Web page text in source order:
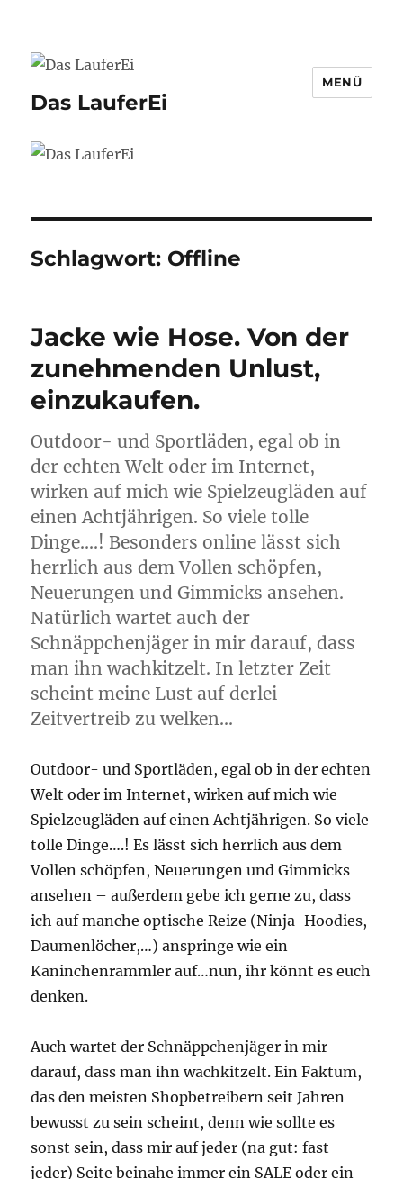
Das LauferEi
MENÜ
Schlagwort: Offline
Jacke wie Hose. Von der
zunehmenden Unlust,
einzukaufen.
Outdoor- und Sportläden, egal ob in
der echten Welt oder im Internet,
wirken auf mich wie Spielzeugläden auf
einen Achtjährigen. So viele tolle
Dinge….! Besonders online lässt sich
herrlich aus dem Vollen schöpfen,
Neuerungen und Gimmicks ansehen.
Natürlich wartet auch der
Schnäppchenjäger in mir darauf, dass
man ihn wachkitzelt. In letzter Zeit
scheint meine Lust auf derlei
Zeitvertreib zu welken…
Outdoor- und Sportläden, egal ob in der echten
Welt oder im Internet, wirken auf mich wie
Spielzeugläden auf einen Achtjährigen. So viele
tolle Dinge….! Es lässt sich herrlich aus dem
Vollen schöpfen, Neuerungen und Gimmicks
ansehen – außerdem gebe ich gerne zu, dass
ich auf manche optische Reize (Ninja-Hoodies,
Daumenlöcher,…) anspringe wie ein
Kaninchenrammler auf…nun, ihr könnt es euch
denken.
Auch wartet der Schnäppchenjäger in mir
darauf, dass man ihn wachkitzelt. Ein Faktum,
das den meisten Shopbetreibern seit Jahren
bewusst zu sein scheint, denn wie sollte es
sonst sein, dass mir auf jeder (na gut: fast
jeder) Seite beinahe immer ein SALE oder ein